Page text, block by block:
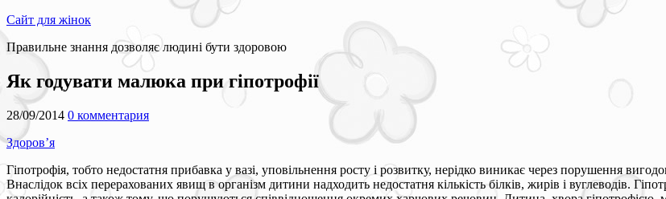
Сайт для жінок
Правильне знання дозволяє людині бути здоровою
Як годувати малюка при гіпотрофії
28/09/2014 0 комментария
Здоров’я
Гіпотрофія, тобто недостатня прибавка у вазі, уповільнення росту і розвитку, нерідко виникає через порушення
Внаслідок всіх перерахованих явищ в організм дитини надходить недостатня кількість білків, жирів і вуглеводів.